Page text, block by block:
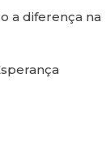
a diferença na